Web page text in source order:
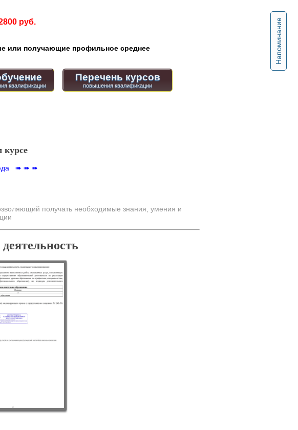
Напоминание
руб.
или получающие профильное среднее
по курсу повышения квалификации
Перечень курсов
курсе
➠ ➠ ➠
получать необходимые знания, умения и